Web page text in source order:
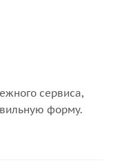
сервиса,
форму.